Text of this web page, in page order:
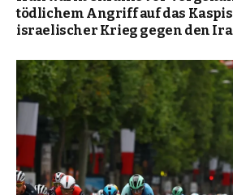
tödlichem Angriff auf das
israelischer Krieg gegen den